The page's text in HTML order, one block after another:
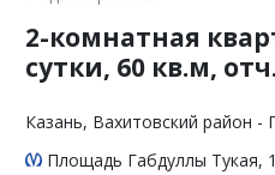
2-комнатная
сутки, 60 кв.м,
Казань, Вахитовский район -
Площадь Габдуллы Тукая,